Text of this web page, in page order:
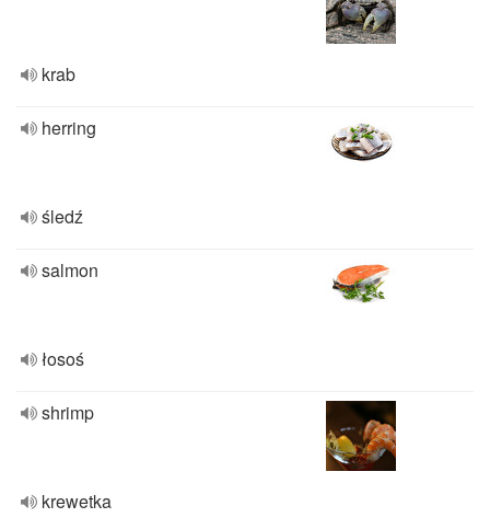
krab
herring
śledź
salmon
łosoś
shrimp
krewetka